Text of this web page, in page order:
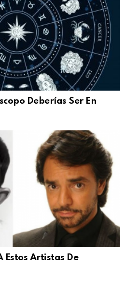
Deberías Ser En
Estos Artistas De